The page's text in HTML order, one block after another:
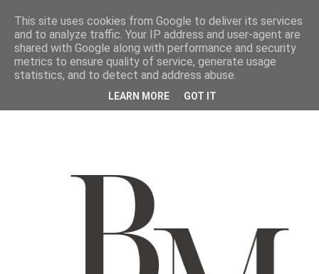
This site uses cookies from Google to deliver its services
and to analyze traffic. Your IP address and user-agent are
shared with Google along with performance and security
metrics to ensure quality of service, generate usage
statistics, and to detect and address abuse.
LEARN MORE GOT IT